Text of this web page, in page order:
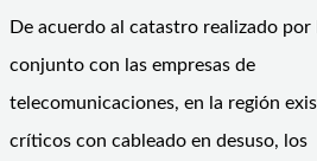
De acuerdo al catastro realizado por
conjunto con las empresas de
telecomunicaciones, en la región
críticos con cableado en desuso, los